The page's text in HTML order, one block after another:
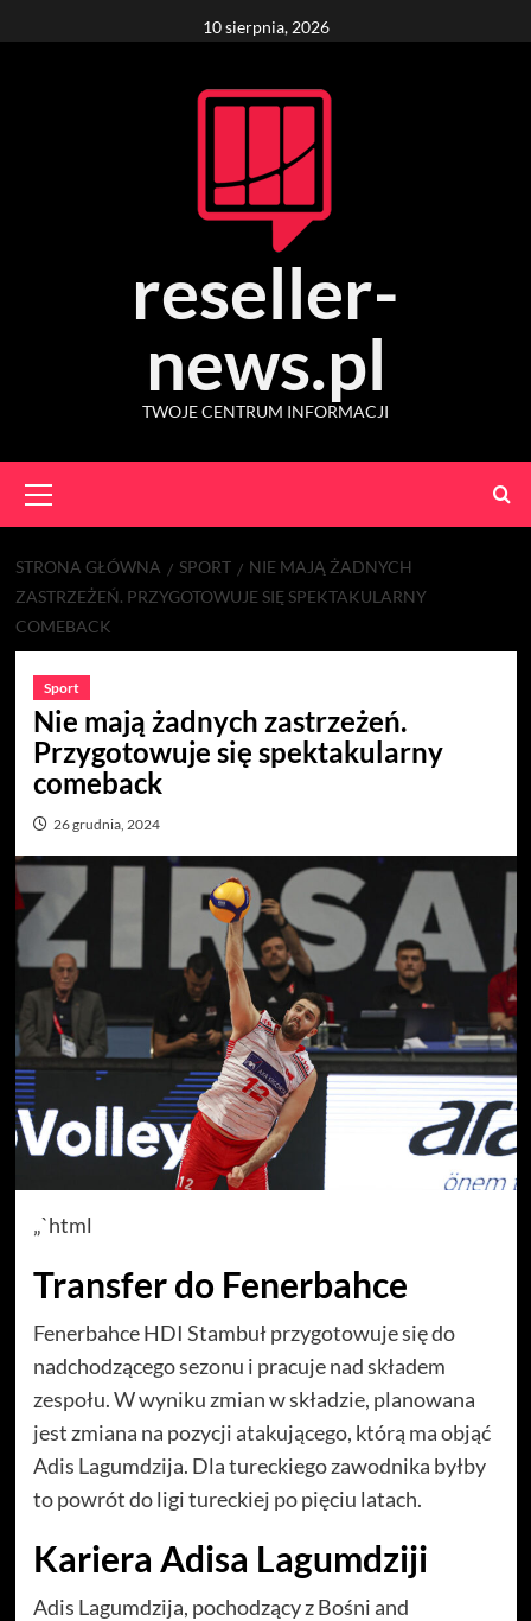
to
10 sierpnia, 2026
reseller-
news.pl
TWOJE CENTRUM INFORMACJI
Menu
STRONA GŁÓWNA SPORT
NIE MAJĄ ŻADNYCH
ZASTRZEŻEŃ. PRZYGOTOWUJE SIĘ SPEKTAKULARNY
COMEBACK
Sport
Nie mają żadnych zastrzeżeń.
Przygotowuje się spektakularny
comeback
26 grudnia, 2024
„`html
Transfer do Fenerbahce
Fenerbahce HDI Stambuł przygotowuje się do
nadchodzącego sezonu i pracuje nad składem
zespołu. W wyniku zmian w składzie, planowana
jest zmiana na pozycji atakującego, którą ma objąć
Adis Lagumdzija. Dla tureckiego zawodnika byłby
to powrót do ligi tureckiej po pięciu latach.
Kariera Adisa Lagumdziji
Adis Lagumdzija, pochodzący z Bośni and